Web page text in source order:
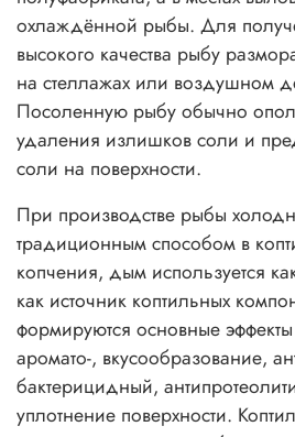
охлаждённой рыбы. Для
высокого качества рыбу
на стеллажах или воздушном
Посоленную рыбу обычно
удаления излишков соли и
соли на поверхности.
При производстве рыбы
традиционным способом в
копчения, дым используется
как источник коптильных
формируются основные
аромато-, вкусообразование,
бактерицидный,
уплотнение поверхности.